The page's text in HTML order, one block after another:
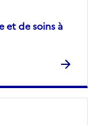
et de soins à